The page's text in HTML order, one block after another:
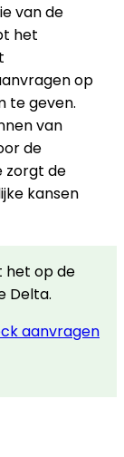
van de
het
op
te geven.
van
de
zorgt de
kansen
het op de
Delta.
aanvragen